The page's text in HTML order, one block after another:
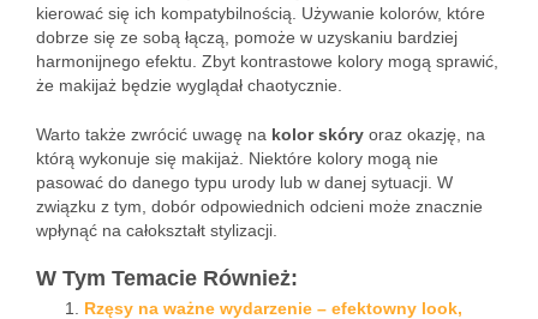
kierować się ich kompatybilnością. Używanie kolorów, które
dobrze się ze sobą łączą, pomoże w uzyskaniu bardziej
harmonijnego efektu. Zbyt kontrastowe kolory mogą sprawić,
że makijaż będzie wyglądał chaotycznie.
Warto także zwrócić uwagę na kolor skóry oraz okazję, na
którą wykonuje się makijaż. Niektóre kolory mogą nie
pasować do danego typu urody lub w danej sytuacji. W
związku z tym, dobór odpowiednich odcieni może znacznie
wpłynąć na całokształt stylizacji.
W Tym Temacie Również:
Rzęsy na ważne wydarzenie – efektowny look,